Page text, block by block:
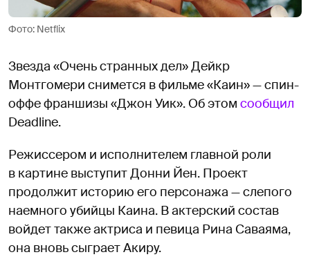
Фото: Netflix
Звезда «Очень странных дел» Дейкр
Монтгомери снимется в фильме «Каин» — спин-
оффе франшизы «Джон Уик». Об этом сообщил
Deadline.
Режиссером и исполнителем главной роли
в картине выступит Донни Йен. Проект
продолжит историю его персонажа — слепого
наемного убийцы Каина. В актерский состав
войдет также актриса и певица Рина Саваяма,
она вновь сыграет Акиру.